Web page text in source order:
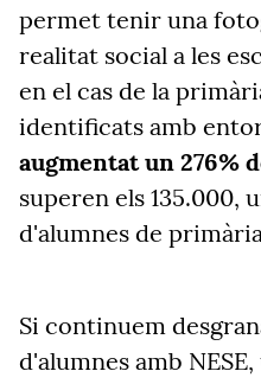
permet tenir una
realitat social a les
en el cas de la
identificats amb
augmentat un 276%
superen els 135.000,
d'alumnes de
Si continuem
d'alumnes amb